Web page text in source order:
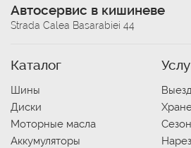
Автосервис в кишиневе
Strada Calea Basarabiei 44
Каталог
Шины
Диски
Моторные масла
Аккумуляторы